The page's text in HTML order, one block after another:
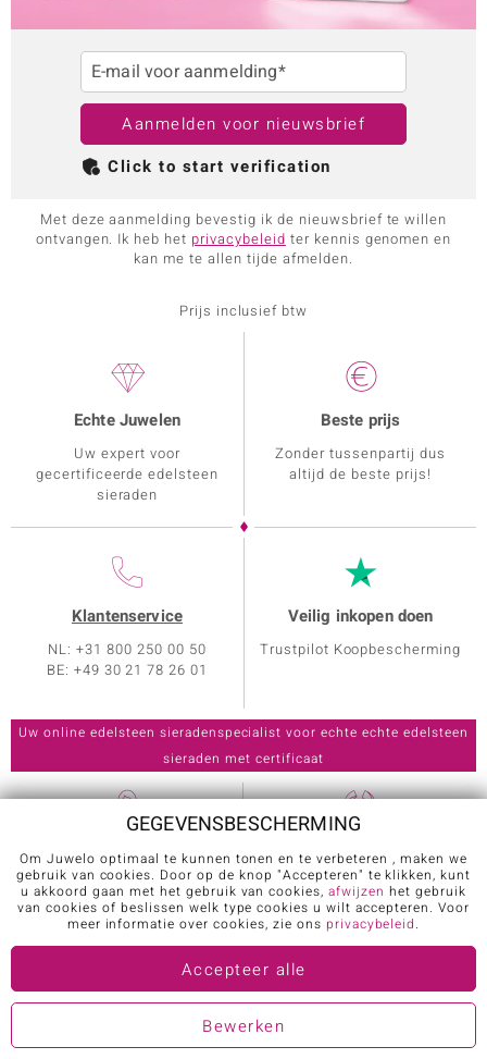
E-mail voor aanmelding*
Aanmelden voor nieuwsbrief
Click to start verification
Met deze aanmelding bevestig ik de nieuwsbrief te willen
ontvangen. Ik heb het privacybeleid ter kennis genomen en
kan me te allen tijde afmelden.
Prijs inclusief btw
Echte Juwelen
Uw expert voor
gecertificeerde edelsteen
sieraden
Beste prijs
Zonder tussenpartij dus
altijd de beste prijs!
Klantenservice
NL: +31 800 250 00 50
BE: +49 30 21 78 26 01
Veilig inkopen doen
Trustpilot Koopbescherming
Klantenservice
Echtheidscertificaat
Welkomstpakket
Deelname winspelen
Verzending en retouren
Over Juwelo
Sieradenspecialisten
Presentatoren
Sieradenprogramma
GEGEVENSBESCHERMING
Om Juwelo optimaal te kunnen tonen en te verbeteren , maken we
gebruik van cookies. Door op de knop "Accepteren" te klikken, kunt
u akkoord gaan met het gebruik van cookies,afwijzen het gebruik
van cookies of beslissen welk type cookies u wilt accepteren. Voor
meer informatie over cookies, zie ons privacybeleid.
Accepteer alle
Bewerken